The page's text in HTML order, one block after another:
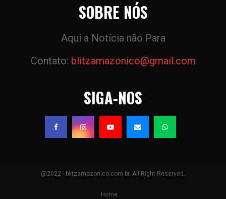
SOBRE NÓS
Aqui a Notícia não Para
Contato: blitzamazonico@gmail.com
SIGA-NOS
@2022 - blitzamazonico.com.br. All Right Reserved.
Home